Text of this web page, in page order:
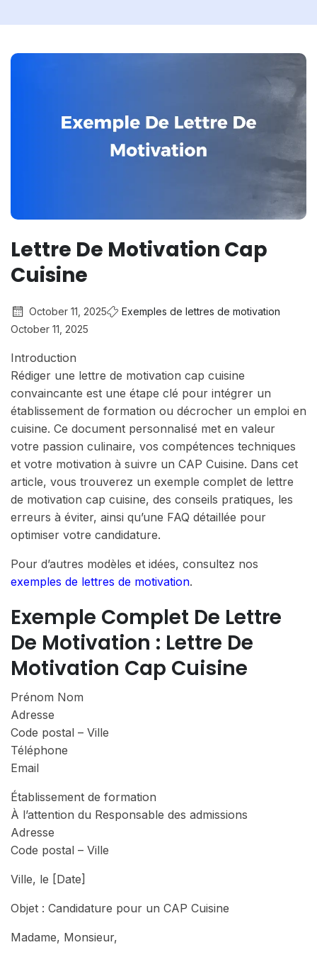
Lettre De Motivation Cap
Cuisine
October 11, 2025
Exemples de lettres de motivation
October 11, 2025
Introduction
Rédiger une lettre de motivation cap cuisine
convaincante est une étape clé pour intégrer un
établissement de formation ou décrocher un emploi en
cuisine. Ce document personnalisé met en valeur
votre passion culinaire, vos compétences techniques
et votre motivation à suivre un CAP Cuisine. Dans cet
article, vous trouverez un exemple complet de lettre
de motivation cap cuisine, des conseils pratiques, les
erreurs à éviter, ainsi qu’une FAQ détaillée pour
optimiser votre candidature.
Pour d’autres modèles et idées, consultez nos
exemples de lettres de motivation.
Exemple Complet De Lettre
De Motivation : Lettre De
Motivation Cap Cuisine
Prénom Nom
Adresse
Code postal – Ville
Téléphone
Email
Établissement de formation
À l’attention du Responsable des admissions
Adresse
Code postal – Ville
Ville, le [Date]
Objet : Candidature pour un CAP Cuisine
Madame, Monsieur,